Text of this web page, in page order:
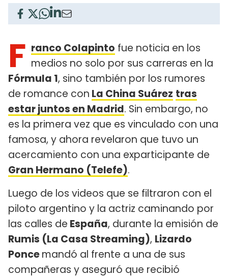
F ranco Colapinto fue noticia en los
medios no solo por sus carreras en la
Fórmula 1, sino también por los rumores
de romance con La China Suárez tras
estar juntos en Madrid. Sin embargo, no
es la primera vez que es vinculado con una
famosa, y ahora revelaron que tuvo un
acercamiento con una exparticipante de
Gran Hermano (Telefe).
Luego de los videos que se filtraron con el
piloto argentino y la actriz caminando por
las calles de España, durante la emisión de
Rumis (La Casa Streaming), Lizardo
Poncemandó al frente a una de sus
compañeras y aseguró que recibió